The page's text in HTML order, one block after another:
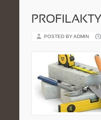
POSTED BY ADMIN